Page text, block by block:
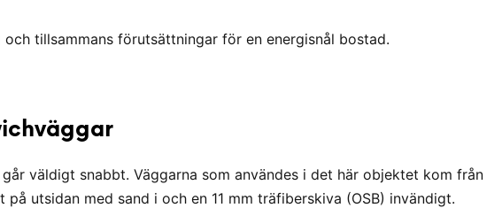
tillsammans förutsättningar för en energisnål bostad.
väldigt snabbt. Väggarna som användes i det här objektet kom från
utsidan med sand i och en 11 mm träfiberskiva (OSB) invändigt.